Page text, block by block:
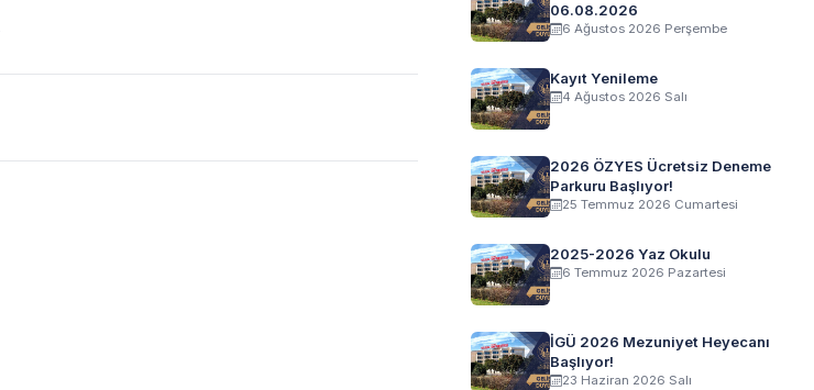
06.08.2026
6 Ağustos 2026 Perşembe
Kayıt Yenileme
4 Ağustos 2026 Salı
2026 ÖZYES Ücretsiz Deneme
Parkuru Başlıyor!
25 Temmuz 2026 Cumartesi
2025-2026 Yaz Okulu
6 Temmuz 2026 Pazartesi
İGÜ 2026 Mezuniyet Heyecanı
Başlıyor!
23 Haziran 2026 Salı